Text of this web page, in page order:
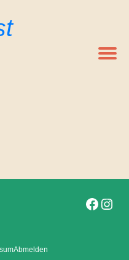
Folge uns auf
Folge
Abmelden